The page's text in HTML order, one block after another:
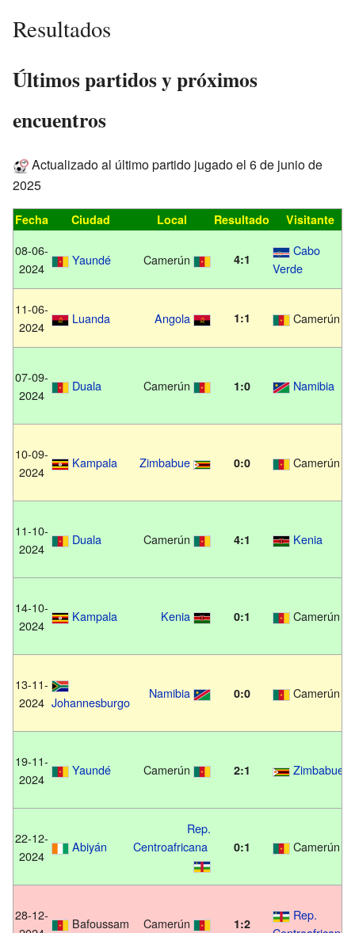
Resultados
Últimos partidos y próximos
encuentros
Actualizado al último partido jugado el 6 de junio de
2025
Fecha Ciudad Local Resultado Visitante
08-06-
2024
Yaundé Camerún 4:1
Cabo
Verde
11-06-
2024
Luanda Angola 1:1 Camerún
07-09-
2024
Duala Camerún 1:0 Namibia
10-09-
2024
Kampala Zimbabue 0:0 Camerún
11-10-
2024
Duala Camerún 4:1 Kenia
14-10-
2024
Kampala Kenia 0:1 Camerún
13-11-
2024 Johannesburgo
Namibia 0:0 Camerún
19-11-
2024
Yaundé Camerún 2:1 Zimbabue
22-12-
2024
Abiyán
Rep.
Centroafricana
0:1 Camerún
28-12-
Bafoussam Camerún 1:2
Rep.